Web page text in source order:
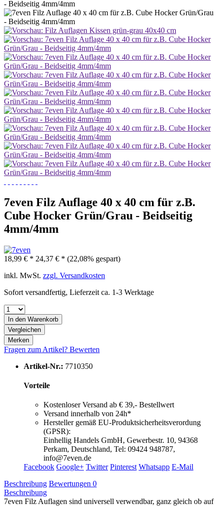
7even Filz Auflage 40 x 40 cm für z.B.
Cube Hocker Grün/Grau - Beidseitig
4mm/4mm
18,99 € * 24,37 € * (22,08% gespart)
inkl. MwSt. zzgl. Versandkosten
Sofort versandfertig, Lieferzeit ca. 1-3 Werktage
In den Warenkorb
Vergleichen
Merken
Fragen zum Artikel? Bewerten
Artikel-Nr.: 7710350
Vorteile
Kostenloser Versand ab € 39,- Bestellwert
Versand innerhalb von 24h*
Hersteller gemäß EU-Produktsicherheitsverordung
(GPSR):
Einhellig Handels GmbH, Gewerbestr. 10, 94368
Perkam, Deutschland, Tel: 09424 948787,
info@7even.de
Facebook Google+ Twitter Pinterest Whatsapp E-Mail
Beschreibung Bewertungen 0
Beschreibung
7even Filz Auflagen sind universell verwendbar, ganz gleich ob auf